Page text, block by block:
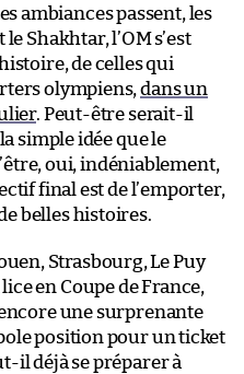
ambiances passent, les
Shakhtar, l’OM s’est
de celles qui
olympiens,dans un
. Peut-être serait-il
simple idée que le
oui, indéniablement,
final est de l’emporter,
belles histoires.
Strasbourg, Le Puy
en Coupe de France,
une surprenante
position pour un ticket
il déjà se préparer à